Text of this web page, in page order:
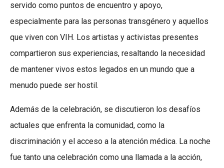
servido como puntos de encuentro y apoyo,
especialmente para las personas transgénero y aquellos
que viven con VIH. Los artistas y activistas presentes
compartieron sus experiencias, resaltando la necesidad
de mantener vivos estos legados en un mundo que a
menudo puede ser hostil.
Además de la celebración, se discutieron los desafíos
actuales que enfrenta la comunidad, como la
discriminación y el acceso a la atención médica. La noche
fue tanto una celebración como una llamada a la acción,